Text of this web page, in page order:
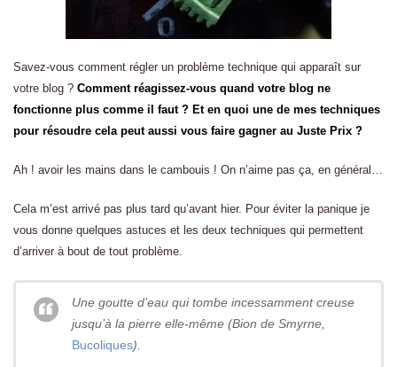
Savez-vous comment régler un problème technique qui apparaît sur
votre blog ? Comment réagissez-vous quand votre blog ne
fonctionne plus comme il faut ? Et en quoi une de mes techniques
pour résoudre cela peut aussi vous faire gagner au Juste Prix ?
Ah ! avoir les mains dans le cambouis ! On n’aime pas ça, en général…
Cela m’est arrivé pas plus tard qu’avant hier. Pour éviter la panique je
vous donne quelques astuces et les deux techniques qui permettent
d’arriver à bout de tout problème.
Une goutte d’eau qui tombe incessamment creuse
jusqu’à la pierre elle-même (Bion de Smyrne,
Bucoliques).